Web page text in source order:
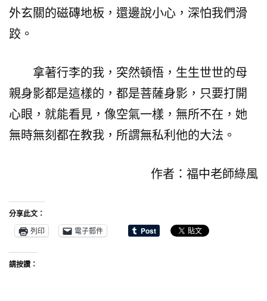
外玄關的磁磚地板，還邊說小心，深怕我們滑
跤。
拿著行李的我，突然頓悟，生生世世的母
親身影都是這樣的，都是菩薩身影，只要打開
心眼，就能看見，像空氣一樣，無所不在，她
無時無刻都在教我，所謂無私利他的大法。
作者：福中老師綠風
分享此文：
列印
電子郵件
請按讚：